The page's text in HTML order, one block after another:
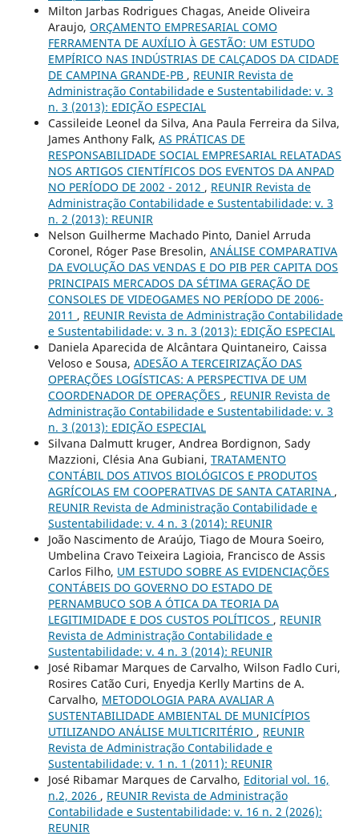
Milton Jarbas Rodrigues Chagas, Aneide Oliveira
Araujo, ORÇAMENTO EMPRESARIAL COMO
FERRAMENTA DE AUXÍLIO À GESTÃO: UM ESTUDO
EMPÍRICO NAS INDÚSTRIAS DE CALÇADOS DA CIDADE
DE CAMPINA GRANDE-PB , REUNIR Revista de
Administração Contabilidade e Sustentabilidade: v. 3
n. 3 (2013): EDIÇÃO ESPECIAL
Cassileide Leonel da Silva, Ana Paula Ferreira da Silva,
James Anthony Falk, AS PRÁTICAS DE
RESPONSABILIDADE SOCIAL EMPRESARIAL RELATADAS
NOS ARTIGOS CIENTÍFICOS DOS EVENTOS DA ANPAD
NO PERÍODO DE 2002 - 2012 , REUNIR Revista de
Administração Contabilidade e Sustentabilidade: v. 3
n. 2 (2013): REUNIR
Nelson Guilherme Machado Pinto, Daniel Arruda
Coronel, Róger Pase Bresolin, ANÁLISE COMPARATIVA
DA EVOLUÇÃO DAS VENDAS E DO PIB PER CAPITA DOS
PRINCIPAIS MERCADOS DA SÉTIMA GERAÇÃO DE
CONSOLES DE VIDEOGAMES NO PERÍODO DE 2006-
2011 , REUNIR Revista de Administração Contabilidade
e Sustentabilidade: v. 3 n. 3 (2013): EDIÇÃO ESPECIAL
Daniela Aparecida de Alcântara Quintaneiro, Caissa
Veloso e Sousa, ADESÃO A TERCEIRIZAÇÃO DAS
OPERAÇÕES LOGÍSTICAS: A PERSPECTIVA DE UM
COORDENADOR DE OPERAÇÕES , REUNIR Revista de
Administração Contabilidade e Sustentabilidade: v. 3
n. 3 (2013): EDIÇÃO ESPECIAL
Silvana Dalmutt kruger, Andrea Bordignon, Sady
Mazzioni, Clésia Ana Gubiani, TRATAMENTO
CONTÁBIL DOS ATIVOS BIOLÓGICOS E PRODUTOS
AGRÍCOLAS EM COOPERATIVAS DE SANTA CATARINA ,
REUNIR Revista de Administração Contabilidade e
Sustentabilidade: v. 4 n. 3 (2014): REUNIR
João Nascimento de Araújo, Tiago de Moura Soeiro,
Umbelina Cravo Teixeira Lagioia, Francisco de Assis
Carlos Filho, UM ESTUDO SOBRE AS EVIDENCIAÇÕES
CONTÁBEIS DO GOVERNO DO ESTADO DE
PERNAMBUCO SOB A ÓTICA DA TEORIA DA
LEGITIMIDADE E DOS CUSTOS POLÍTICOS , REUNIR
Revista de Administração Contabilidade e
Sustentabilidade: v. 4 n. 3 (2014): REUNIR
José Ribamar Marques de Carvalho, Wilson Fadlo Curi,
Rosires Catão Curi, Enyedja Kerlly Martins de A.
Carvalho, METODOLOGIA PARA AVALIAR A
SUSTENTABILIDADE AMBIENTAL DE MUNICÍPIOS
UTILIZANDO ANÁLISE MULTICRITÉRIO , REUNIR
Revista de Administração Contabilidade e
Sustentabilidade: v. 1 n. 1 (2011): REUNIR
José Ribamar Marques de Carvalho, Editorial vol. 16,
n.2, 2026 , REUNIR Revista de Administração
Contabilidade e Sustentabilidade: v. 16 n. 2 (2026):
REUNIR